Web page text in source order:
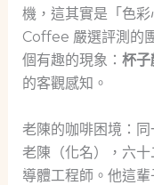
機，這其實是「色
Coffee 嚴選評測的
個有趣的現象： 杯子
的客觀感知。
老陳的咖啡困境：
老陳（化名），六
導體工程師。他這